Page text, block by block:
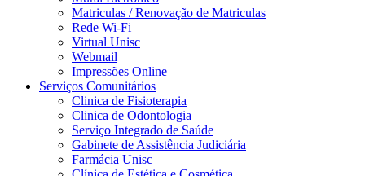
Matriculas / Renovação de Matriculas
Rede Wi-Fi
Virtual Unisc
Webmail
Impressões Online
Serviços Comunitários
Clinica de Fisioterapia
Clinica de Odontologia
Serviço Integrado de Saúde
Gabinete de Assistência Judiciária
Farmácia Unisc